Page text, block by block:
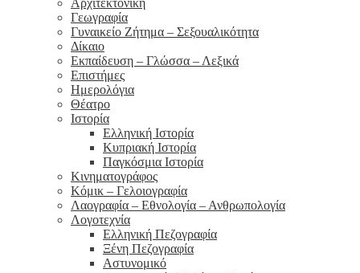
Αρχιτεκτονική
Γεωγραφία
Γυναικείο Ζήτημα – Σεξουαλικότητα
Δίκαιο
Εκπαίδευση – Γλώσσα – Λεξικά
Επιστήμες
Ημερολόγια
Θέατρο
Ιστορία
Ελληνική Ιστορία
Κυπριακή Ιστορία
Παγκόσμια Ιστορία
Κινηματογράφος
Κόμικ – Γελοιογραφία
Λαογραφία – Εθνολογία – Ανθρωπολογία
Λογοτεχνία
Ελληνική Πεζογραφία
Ξένη Πεζογραφία
Αστυνομικό